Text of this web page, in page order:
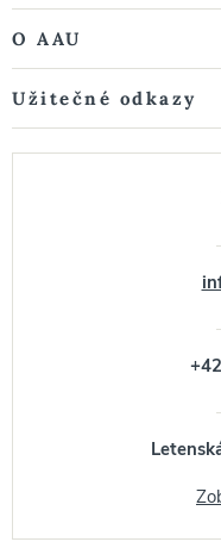
O AAU
Užitečné odkazy